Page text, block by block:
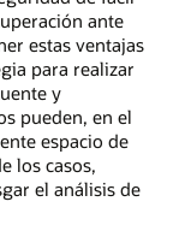
ante
estas ventajas
para realizar
y
pueden, en el
espacio de
los casos,
el análisis de